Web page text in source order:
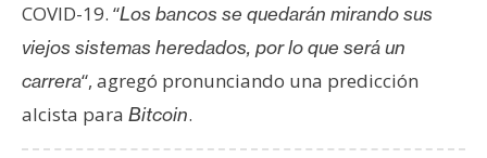
COVID-19. “Los bancos se quedarán mirando sus
viejos sistemas heredados, por lo que será un
carrera“, agregó pronunciando una predicción
alcista para Bitcoin.